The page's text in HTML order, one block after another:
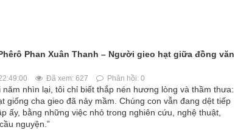
Phan Xuân Thanh – Người gieo hạt giữa đồng văn
Đã xem: 627 Phản hồi: 0
nhìn lại, tôi chỉ biết thắp nén hương lòng và thầm thưa:
giống cha gieo đã nảy mầm. Chúng con vẫn đang dệt tiếp
ấy, bằng những việc nhỏ trong nghiên cứu, nghệ thuật,
nguyện.”